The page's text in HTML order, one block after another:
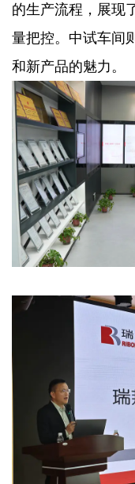
的生产流程，展现
量把控。中试车间
和新产品的魅力。